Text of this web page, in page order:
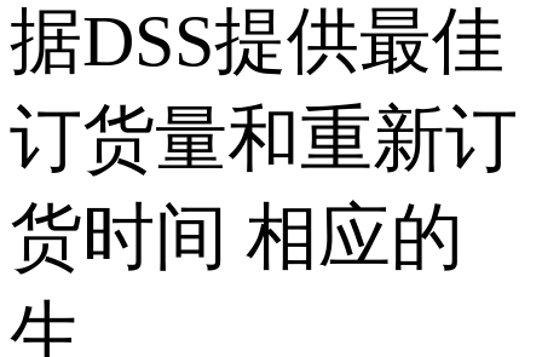
据DSS提供最佳
订货量和重新订
货时间 相应的
生